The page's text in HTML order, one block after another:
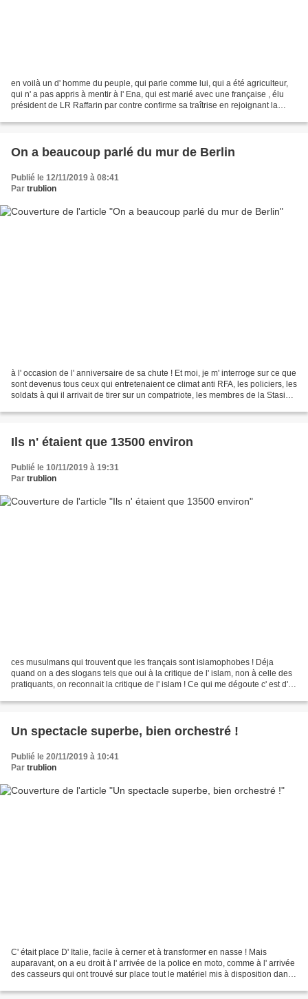
en voilà un d' homme du peuple, qui parle comme lui, qui a été agriculteur,
qui n' a pas appris à mentir à l' Ena, qui est marié avec une française , élu
président de LR Raffarin par contre confirme sa traîtrise en rejoignant la
On a beaucoup parlé du mur de Berlin
Publié le 12/11/2019 à 08:41
Par trublion
à l' occasion de l' anniversaire de sa chute ! Et moi, je m' interroge sur ce que
sont devenus tous ceux qui entretenaient ce climat anti RFA, les policiers, les
soldats à qui il arrivait de tirer sur un compatriote, les membres de la Stasi
Ils n' étaient que 13500 environ
Publié le 10/11/2019 à 19:31
Par trublion
ces musulmans qui trouvent que les français sont islamophobes ! Déja
quand on a des slogans tels que oui à la critique de l' islam, non à celle des
pratiquants, on reconnait la critique de l' islam ! Ce qui me dégoute c' est d'
Un spectacle superbe, bien orchestré !
Publié le 20/11/2019 à 10:41
Par trublion
C' était place D' Italie, facile à cerner et à transformer en nasse ! Mais
auparavant, on a eu droit à l' arrivée de la police en moto, comme à l' arrivée
des casseurs qui ont trouvé sur place tout le matériel mis à disposition dans